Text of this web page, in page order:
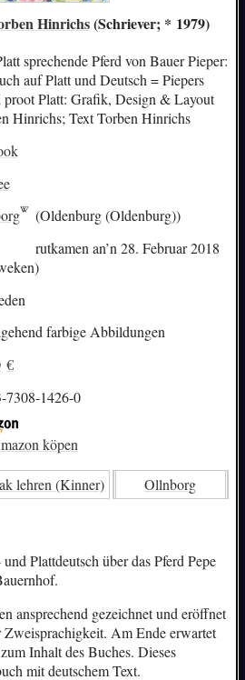
Hinrichs(Schriever; * 1979)
sprechende Pferd von Bauer Pieper:
auf Platt und Deutsch = Piepers
proot Platt: Grafik, Design & Layout
Hinrichs; Text Torben Hinrichs
(Oldenburg (Oldenburg))
rutkamen an’n 28. Februar 2018
farbige Abbildungen
€
7308-1426-0
köpen
lehren (Kinner) Ollnborg
Plattdeutsch über das Pferd Pepe
ansprechend gezeichnet und eröffnet
Am Ende erwartet
Inhalt des Buches. Dieses
mit deutschem Text.